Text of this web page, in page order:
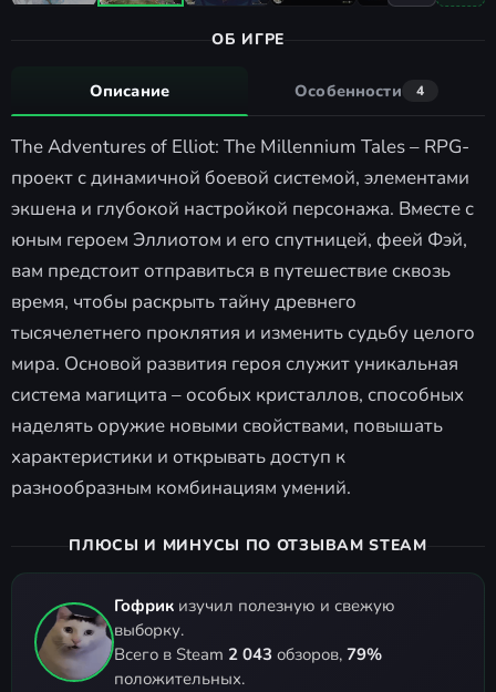
ОБ ИГРЕ
Описание Особенности 4
The Adventures of Elliot: The Millennium Tales – RPG-
проект с динамичной боевой системой, элементами
экшена и глубокой настройкой персонажа. Вместе с
юным героем Эллиотом и его спутницей, феей Фэй,
вам предстоит отправиться в путешествие сквозь
время, чтобы раскрыть тайну древнего
тысячелетнего проклятия и изменить судьбу целого
мира. Основой развития героя служит уникальная
система магицита – особых кристаллов, способных
наделять оружие новыми свойствами, повышать
характеристики и открывать доступ к
разнообразным комбинациям умений.
ПЛЮСЫ И МИНУСЫ ПО ОТЗЫВАМ STEAM
Гофрик изучил полезную и свежую
выборку.
Всего в Steam 2 043 обзоров, 79%
положительных.